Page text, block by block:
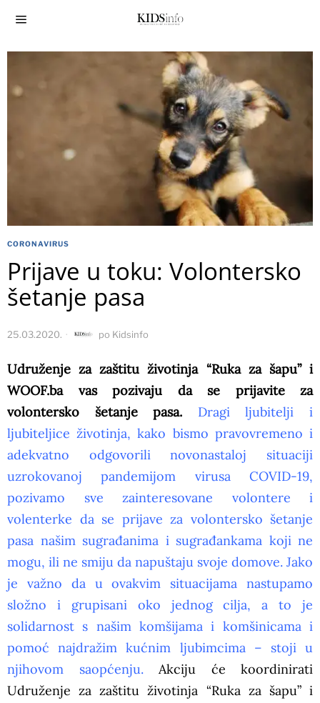
CORONAVIRUS
Prijave u toku: Volontersko
šetanje pasa
25.03.2020. po Kidsinfo
Udruženje za zaštitu životinja “Ruka za šapu” i
WOOF.ba vas pozivaju da se prijavite za
volontersko šetanje pasa. Dragi ljubitelji i
ljubiteljice životinja, kako bismo pravovremeno i
adekvatno odgovorili novonastaloj situaciji
uzrokovanoj pandemijom virusa COVID-19,
pozivamo sve zainteresovane volontere i
volenterke da se prijave za volontersko šetanje
pasa našim sugrađanima i sugrađankama koji ne
mogu, ili ne smiju da napuštaju svoje domove. Jako
je važno da u ovakvim situacijama nastupamo
složno i grupisani oko jednog cilja, a to je
solidarnost s našim komšijama i komšinicama i
pomoć najdražim kućnim ljubimcima – stoji u
njihovom saopćenju. Akciju će koordinirati
Udruženje za zaštitu životinja “Ruka za šapu” i